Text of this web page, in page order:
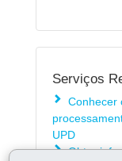
Serviços
Conhecer
UPD
Obter